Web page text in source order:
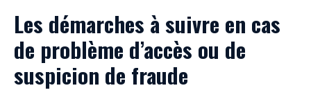
Les démarches à suivre en cas
de problème d’accès ou de
suspicion de fraude